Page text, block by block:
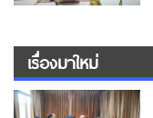
เรื่องมาใหม่